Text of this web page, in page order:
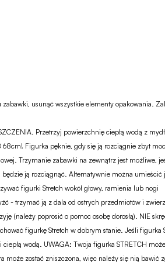
usunąć wszystkie elementy opakowania.
Przetrzyj powierzchnię ciepłą wodą z
68cm! Figurka pęknie, gdy się ją rozciągnie zbyt
Trzymanie zabawki na zewnątrz jest możliwe,
będzie ją rozciągnąć. Alternatywnie można umieścić
figurki Stretch wokół głowy, ramienia lub nogi
- trzymać ją z dala od ostrych przedmiotów i
(należy poprosić o pomoc osobę dorosłą). NIE
figurkę Stretch w dobrym stanie. Jeśli figurka
wodą. UWAGA: Twoja figurka STRETCH
może zostać zniszczona, więc należy się nią bawić